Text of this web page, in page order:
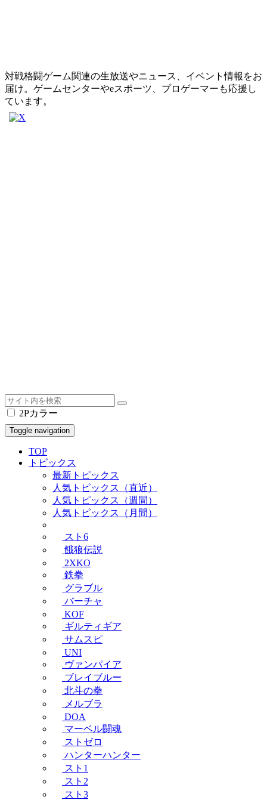
対戦格闘ゲーム関連の生放送やニュース、イベント情報をお
届け。ゲームセンターやeスポーツ、プロゲーマーも応援し
ています。
2Pカラー
Toggle navigation
TOP
トピックス
最新トピックス
人気トピックス（直近）
人気トピックス（週間）
人気トピックス（月間）
スト6
餓狼伝説
2XKO
鉄拳
グラブル
バーチャ
KOF
ギルティギア
サムスピ
UNI
ヴァンパイア
ブレイブルー
北斗の拳
メルブラ
DOA
マーベル闘魂
ストゼロ
ハンターハンター
スト1
スト2
スト3